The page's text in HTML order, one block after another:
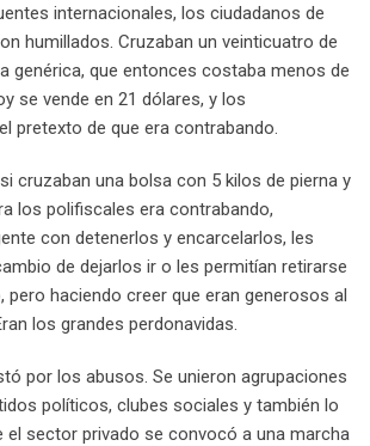
internacionales, los ciudadanos de
humillados. Cruzaban un veinticuatro de
genérica, que entonces costaba menos de
se vende en 21 dólares, y los
pretexto de que era contrabando.
cruzaban una bolsa con 5 kilos de pierna y
los polifiscales era contrabando,
con detenerlos y encarcelarlos, les
de dejarlos ir o les permitían retirarse
pero haciendo creer que eran generosos al
los grandes perdonavidas.
por los abusos. Se unieron agrupaciones
políticos, clubes sociales y también lo
el sector privado se convocó a una marcha